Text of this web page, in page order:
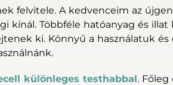
felvitele. A kedvenceim az
kínál. Többféle hatóanyag és illat
ki. Könnyű a használatuk és
különleges testhabbal. Főleg